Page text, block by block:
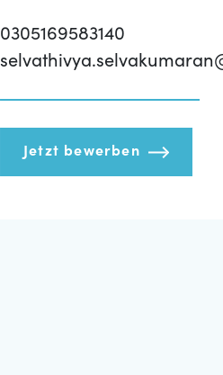
0305169583140
Jetzt bewerben